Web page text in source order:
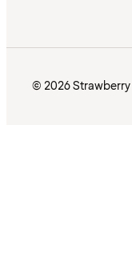
© 2026 Strawberry